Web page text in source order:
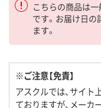
こちらの商品は
です。お届け日
ます。
※ご注意【免責】
アスクルでは、サイト
ておりますが、メーカ